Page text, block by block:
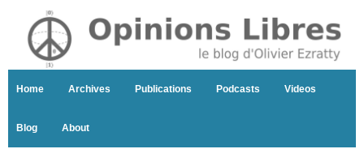
Home Archives Publications Podcasts Videos
Blog About